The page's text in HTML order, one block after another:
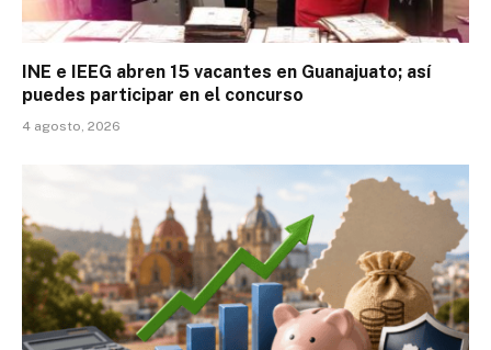
INE e IEEG abren 15 vacantes en Guanajuato; así
puedes participar en el concurso
4 agosto, 2026